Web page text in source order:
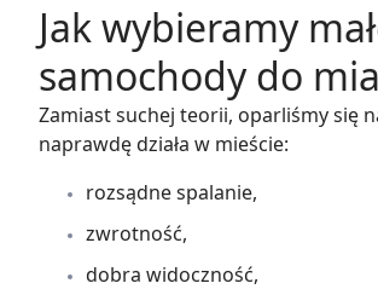
Jak wybieramy
samochody do
Zamiast suchej teorii, oparliśmy się
naprawdę działa w mieście:
rozsądne spalanie,
zwrotność,
dobra widoczność,